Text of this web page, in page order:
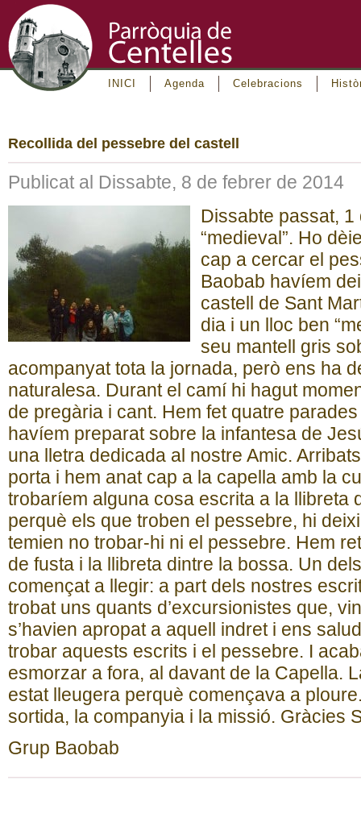
INICI Agenda Celebracions
Recollida del pessebre del castell
Publicat al Dissabte, 8 de febrer de 2014
Dissabte passat, 1
“medieval”. Ho
cap a cercar el
Baobab havíem
castell de Sant
dia i un lloc ben
seu mantell gris
acompanyat tota la jornada, però ens ha
naturalesa. Durant el camí hi hagut
de pregària i cant. Hem fet quatre
havíem preparat sobre la infantesa de
una lletra dedicada al nostre Amic.
porta i hem anat cap a la capella amb la
trobaríem alguna cosa escrita a la llibreta
perquè els que troben el pessebre, hi
temien no trobar-hi ni el pessebre. Hem
de fusta i la llibreta dintre la bossa. Un
començat a llegir: a part dels nostres
trobat uns quants d’excursionistes que,
s’havien apropat a aquell indret i ens
trobar aquests escrits i el pessebre. I
esmorzar a fora, al davant de la Capella.
estat lleugera perquè començava a
sortida, la companyia i la missió. Gràcies
Grup Baobab